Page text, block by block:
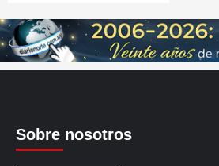
Sobre nosotros